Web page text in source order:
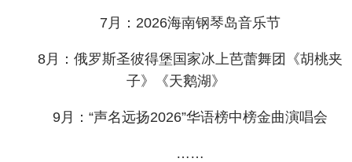
7月：2026海南钢琴岛音乐节
8月：俄罗斯圣彼得堡国家冰上芭蕾舞团《胡桃夹
子》《天鹅湖》
9月：“声名远扬2026”华语榜中榜金曲演唱会
……